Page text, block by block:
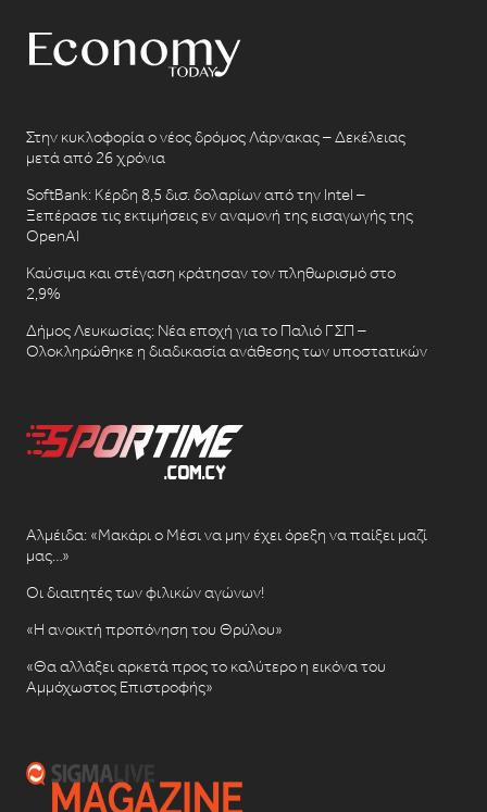
Στην κυκλοφορία ο νέος δρόμος Λάρνακας – Δεκέλειας
μετά από 26 χρόνια
SoftBank: Κέρδη 8,5 δισ. δολαρίων από την Intel –
Ξεπέρασε τις εκτιμήσεις εν αναμονή της εισαγωγής της
OpenAI
Καύσιμα και στέγαση κράτησαν τον πληθωρισμό στο
2,9%
Δήμος Λευκωσίας: Νέα εποχή για το Παλιό ΓΣΠ –
Ολοκληρώθηκε η διαδικασία ανάθεσης των υποστατικών
Αλμέιδα: «Μακάρι ο Μέσι να μην έχει όρεξη να παίξει μαζί
μας…»
Οι διαιτητές των φιλικών αγώνων!
«Η ανοικτή προπόνηση του Θρύλου»
«Θα αλλάξει αρκετά προς το καλύτερο η εικόνα του
Αμμόχωστος Επιστροφής»